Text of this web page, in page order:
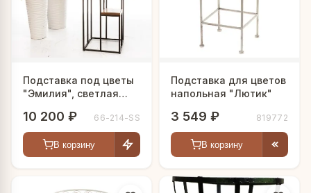
Подставка под цветы
"Эмилия", светлая
10 200 ₽ 66-214-SS
В корзину
Подставка для цветов
напольная "Лютик"
3 549 ₽ 819772
В корзину